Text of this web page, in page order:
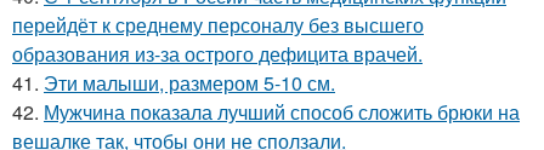
перейдёт к среднему персоналу без высшего
образования из-за острого дефицита врачей.
41. Эти малыши, размером 5-10 см.
42. Мужчина показала лучший способ сложить брюки на
вешалке так, чтобы они не сползали.